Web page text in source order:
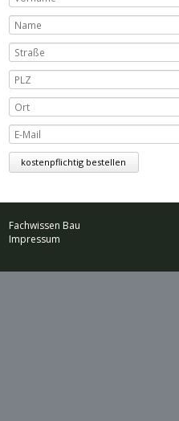
Fachwissen Bau
Impressum